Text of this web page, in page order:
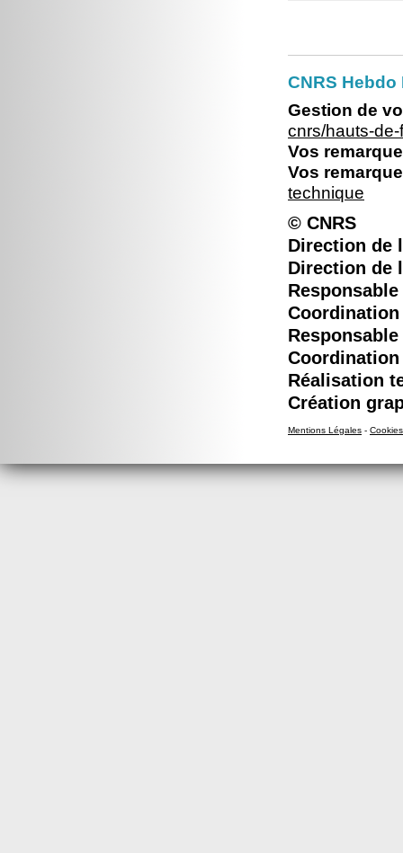
CNRS
Gestion de
cnrs/hauts-
Vos
Vos
technique
© CNRS
Direction de
Direction de
Réalisation
Création
Mentions Légales - Cookies